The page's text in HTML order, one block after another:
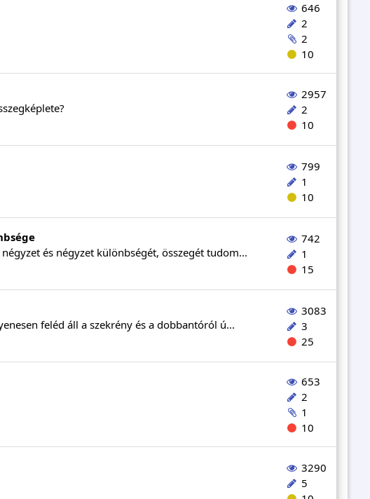
646
2
2
10
2957
2
10
799
1
10
és négyzet különbségét, összegét tudom...
742
1
15
feléd áll a szekrény és a dobbantóról ú...
3083
3
25
653
2
1
10
3290
5